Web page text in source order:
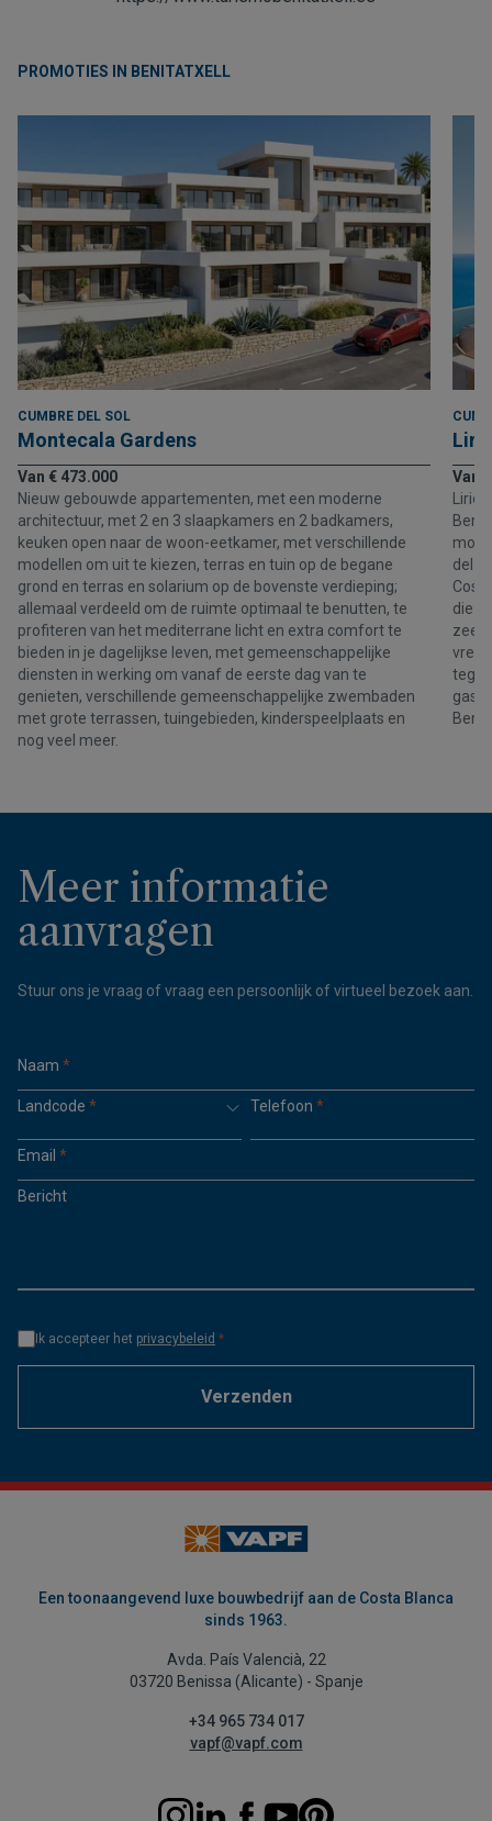
PROMOTIES IN BENITATXELL
CUMBRE DEL SOL
Montecala Gardens
Van € 473.000
Nieuw gebouwde appartementen, met een moderne
architectuur, met 2 en 3 slaapkamers en 2 badkamers,
keuken open naar de woon-eetkamer, met verschillende
modellen om uit te kiezen, terras en tuin op de begane
grond en terras en solarium op de bovenste verdieping;
allemaal verdeeld om de ruimte optimaal te benutten, te
profiteren van het mediterrane licht en extra comfort te
bieden in je dagelijkse leven, met gemeenschappelijke
diensten in werking om vanaf de eerste dag van te
genieten, verschillende gemeenschappelijke zwembaden
met grote terrassen, tuingebieden, kinderspeelplaats en
nog veel meer.
Van
del
die
zee.
Meer informatie
aanvragen
Stuur ons je vraag of vraag een persoonlijk of virtueel bezoek aan.
Naam *
Landcode * Telefoon *
Email *
Bericht
Ik accepteer het privacybeleid *
Verzenden
Een toonaangevend luxe bouwbedrijf aan de Costa Blanca
sinds 1963.
Avda. País Valencià, 22
03720 Benissa (Alicante) - Spanje
+34 965 734 017
vapf@vapf.com